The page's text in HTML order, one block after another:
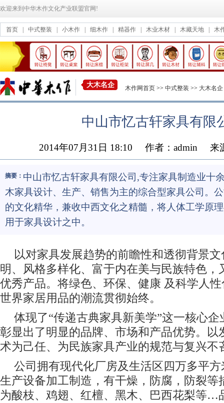
欢迎来到中华木作文化产业联盟官网!
首页 中式整装 小木作 细木作 精器作 木业木材 木藏天地 木
大木名企 木作网首页 >> 中式整装 >> 大木名企
中山市忆古轩家具有限
2014年07月31日 18:10 作者：admin 来
摘要： 中山市忆古轩家具有限公司,专注家具制造业十
木家具设计、生产、销售为主的综合型家具公司。
的文化精华，兼收中西文化之精髓，将人体工学原
用于家具设计之中。
以对家具发展趋势的前瞻性和透彻背景
明、风格多样化、富于内在美与民族特色，
优秀产品。将绿色、环保、健康 及科学人
世界家居用品的潮流贯彻始终。
体现了“传递古典家具新美学”这一核心
彰显出了明显的品牌、市场和产品优势。以
术为己任、为民族家具产业的规范与复兴不
公司拥有现代化厂房及生活区四万多平
生产设备加工制造，有干燥，防腐，防裂等
为酸枝、鸡翅、红檀、黑木、巴西花梨等…